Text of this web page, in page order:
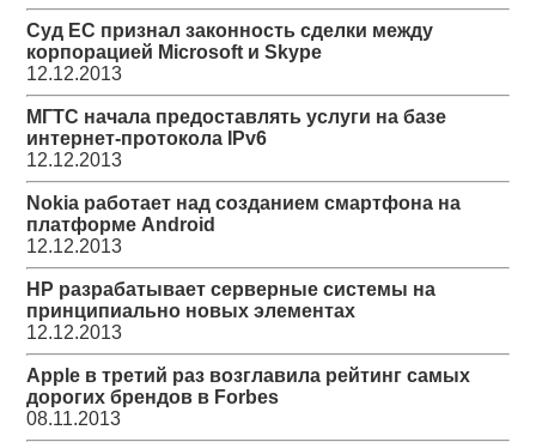
Суд ЕС признал законность сделки между
корпорацией Microsoft и Skype
12.12.2013
МГТС начала предоставлять услуги на базе
интернет-протокола IPv6
12.12.2013
Nokia работает над созданием смартфона на
платформе Android
12.12.2013
HP разрабатывает серверные системы на
принципиально новых элементах
12.12.2013
Apple в третий раз возглавила рейтинг самых
дорогих брендов в Forbes
08.11.2013